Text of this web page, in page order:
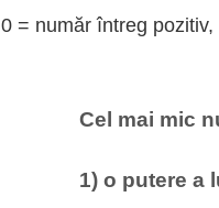
0 = număr întreg
Cel mai mic
1) o putere a